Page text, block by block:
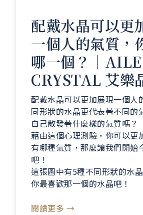
配戴水晶可以更
一個人的氣質，
哪一個？｜AILE
CRYSTAL 艾樂
配戴水晶可以更加展現一個人
同形狀的水晶更代表著不同的
自己散發著什麼樣的氣質嗎？
藉由這個心理測驗，你可以更
有哪種氣質，那麼讓我們開始
吧！
這張圖中有5種不同形狀的水
你最喜歡那一個的水晶吧！
閱讀更多 →